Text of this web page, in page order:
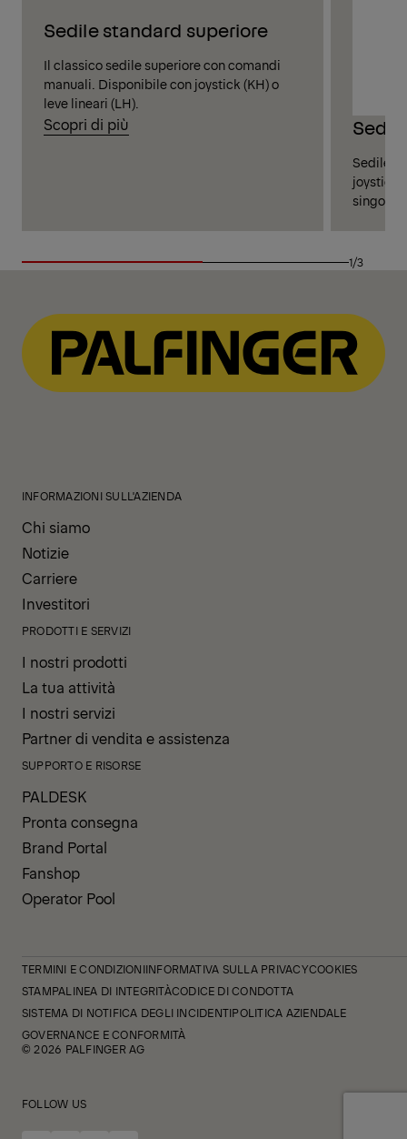
Sedile standard superiore
Il classico sedile superiore con comandi
manuali. Disponibile con joystick (KH) o
leve lineari (LH).
Scopri di più
Sedile
joystick
singoli
1/3
INFORMAZIONI SULL'AZIENDA
Chi siamo
Notizie
Carriere
Investitori
PRODOTTI E SERVIZI
I nostri prodotti
La tua attività
I nostri servizi
Partner di vendita e assistenza
SUPPORTO E RISORSE
PALDESK
Pronta consegna
Brand Portal
Fanshop
Operator Pool
TERMINI E CONDIZIONIINFORMATIVA SULLA PRIVACYCOOKIES
STAMPALINEA DI INTEGRITÀCODICE DI CONDOTTA
SISTEMA DI NOTIFICA DEGLI INCIDENTIPOLITICA AZIENDALE
GOVERNANCE E CONFORMITÀ
© 2026 PALFINGER AG
FOLLOW US